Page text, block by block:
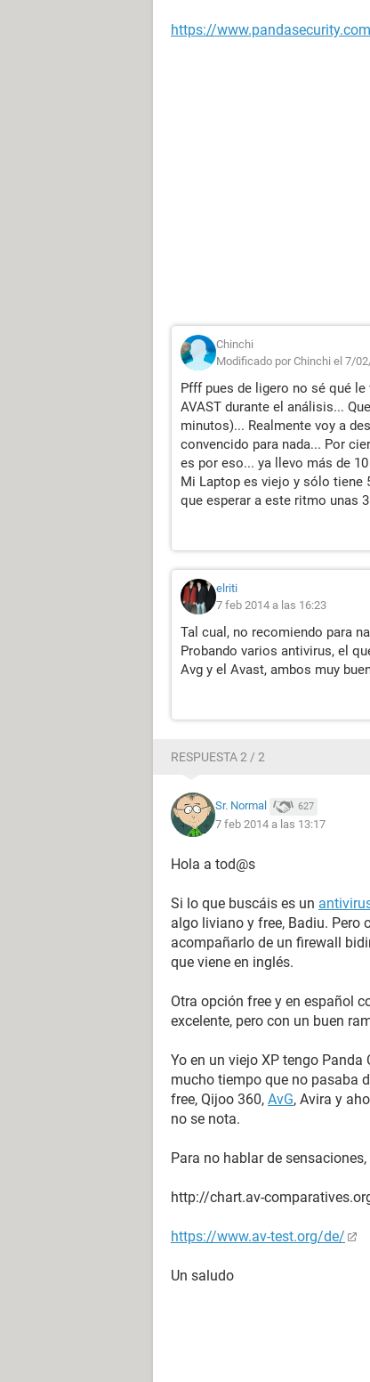
https://
Chinchi
Modificado por Chinchi el 7/
Pfff pues de ligero no sé qué
AVAST durante el análisis...
minutos)... Realmente voy a
convencido para nada... Por
es por eso... ya llevo más de
Mi Laptop es viejo y sólo tiene
que esperar a este ritmo unas
elriti
7 feb 2014 a las 16:23
Tal cual, no recomiendo para
Probando varios antivirus, el
Avg y el Avast, ambos muy
RESPUESTA 2 / 2
Sr. Normal 627
7 feb 2014 a las 13:17
Hola a tod@s
Si lo que buscáis es un
algo liviano y free, Badiu. Pero
acompañarlo de un firewall
que viene en inglés.
Otra opción free y en español
excelente, pero con un buen
Yo en un viejo XP tengo
mucho tiempo que no pasaba
free, Qijoo 360, AvG, Avira y
no se nota.
Para no hablar de
http://chart.av-
https://www.av-test.org/de/
Un saludo